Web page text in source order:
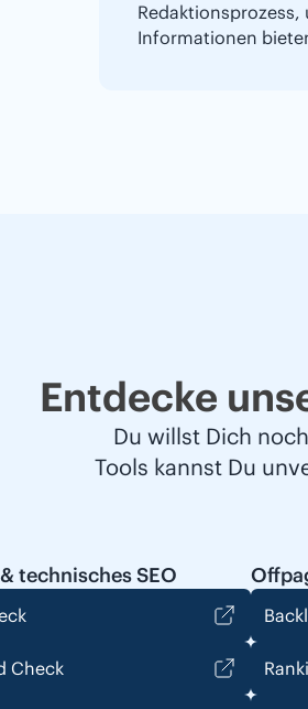
Informationen
Entdecke
Du willst Dich
Tools kannst Du
technisches SEO
Check